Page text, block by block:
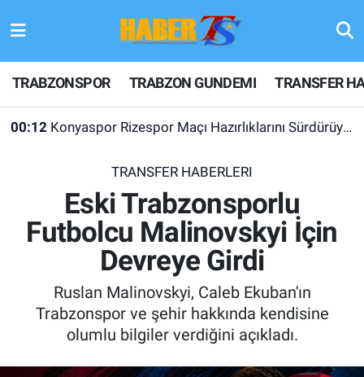
TRABZONSPOR TRABZON GUNDEMI TRANSFER
00:12 Konyaspor Rizespor Maçı Hazırlıklarını Sürdürüyor
TRANSFER HABERLERI
Eski Trabzonsporlu
Futbolcu Malinovskyi İçin
Devreye Girdi
Ruslan Malinovskyi, Caleb Ekuban'ın
Trabzonspor ve şehir hakkında kendisine
olumlu bilgiler verdiğini açıkladı.
TRABZONSPOR
TRABZON GUNDEMI
KULİS MEYDANI
1461 TRABZON
FUTBOL
Hava Durumu
Trafik Durumu
Son Dakika Haberleri
Haber Arşivi